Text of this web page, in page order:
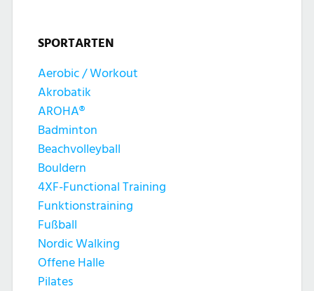
SPORTARTEN
Aerobic / Workout
Akrobatik
AROHA®
Badminton
Beachvolleyball
Bouldern
4XF-Functional Training
Funktionstraining
Fußball
Nordic Walking
Offene Halle
Pilates